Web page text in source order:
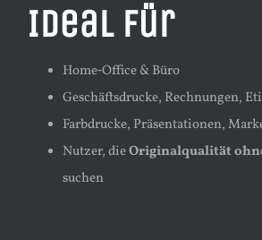
Ideal für
Home‑Office & Büro
Geschäftsdrucke, Rechnungen,
Farbdrucke, Präsentationen,
Nutzer, dieOriginalqualität
suchen